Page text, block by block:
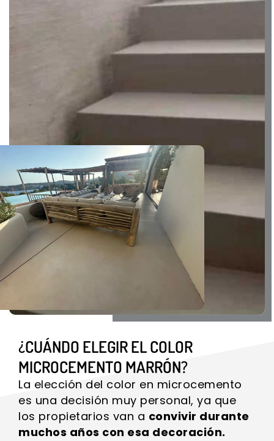
¿CUÁNDO ELEGIR EL COLOR
MICROCEMENTO MARRÓN?
La elección del color en microcemento
es una decisión muy personal, ya que
los propietarios van a convivir durante
muchos años con esa decoración.